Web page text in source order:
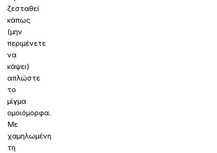
ζεσταθεί
κάπως
(μην
περιμένετε
να
κάψει)
απλώστε
το
μίγμα
ομοιόμορφα.
Με
χαμηλωμένη
τη